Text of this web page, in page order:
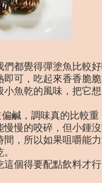
都覺得彈塗魚比較好
即可，吃起來香香脆
小魚乾的風味，把它
鹹，調味真的比較重
慢慢的咬碎，但小鍾
間，所以如果咀嚼能
個得要配點飲料才行